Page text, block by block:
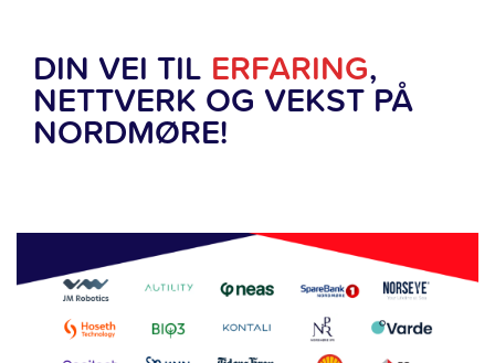
DIN VEI TIL ERFARING,
NETTVERK OG VEKST PÅ
NORDMØRE!